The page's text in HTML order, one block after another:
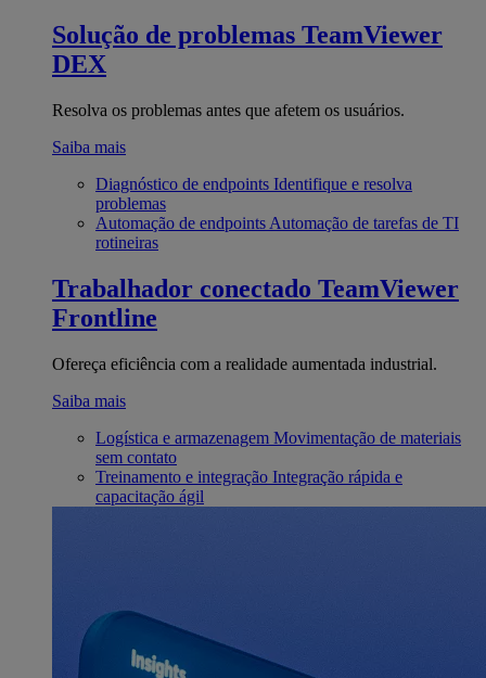
Solução de problemas TeamViewer
DEX
Resolva os problemas antes que afetem os usuários.
Saiba mais
Diagnóstico de endpoints Identifique e resolva
problemas
Automação de endpoints Automação de tarefas de TI
rotineiras
Trabalhador conectado TeamViewer
Frontline
Ofereça eficiência com a realidade aumentada industrial.
Saiba mais
Logística e armazenagem Movimentação de materiais
sem contato
Treinamento e integração Integração rápida e
capacitação ágil